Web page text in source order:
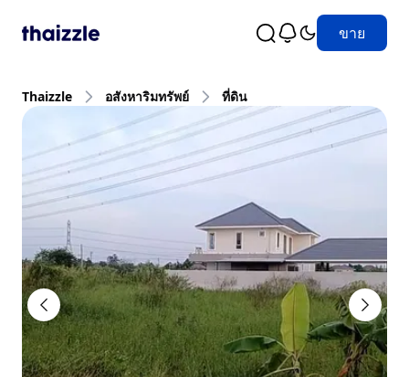
ขาย
Thaizzle อสังหาริมทรัพย์ ที่ดิน